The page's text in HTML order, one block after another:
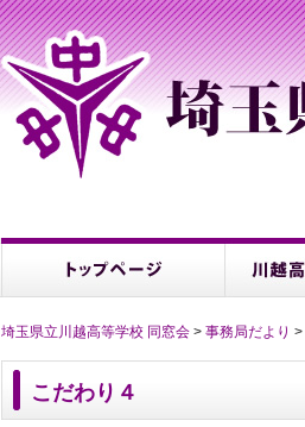
埼玉県立川越高等学校 同窓会 > 事務局だより >
こだわり４